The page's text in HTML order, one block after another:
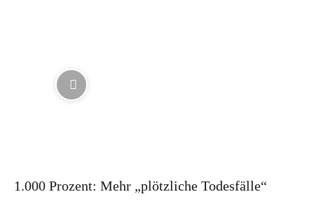
1.000 Prozent: Mehr „plötzliche Todesfälle“